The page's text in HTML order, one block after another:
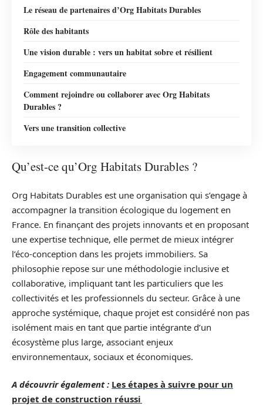
Le réseau de partenaires d’Org Habitats Durables
Rôle des habitants
Une vision durable : vers un habitat sobre et résilient
Engagement communautaire
Comment rejoindre ou collaborer avec Org Habitats
Durables ?
Vers une transition collective
Qu’est-ce qu’Org Habitats Durables ?
Org Habitats Durables est une organisation qui s’engage à
accompagner la transition écologique du logement en
France. En finançant des projets innovants et en proposant
une expertise technique, elle permet de mieux intégrer
l’éco-conception dans les projets immobiliers. Sa
philosophie repose sur une méthodologie inclusive et
collaborative, impliquant tant les particuliers que les
collectivités et les professionnels du secteur. Grâce à une
approche systémique, chaque projet est considéré non pas
isolément mais en tant que partie intégrante d’un
écosystème plus large, associant enjeux
environnementaux, sociaux et économiques.
A découvrir également : Les étapes à suivre pour un
projet de construction réussi